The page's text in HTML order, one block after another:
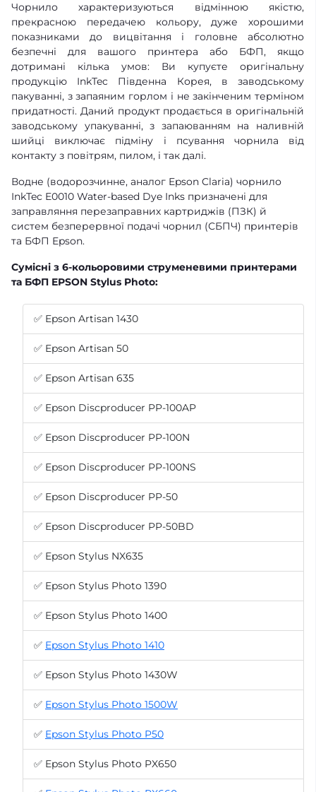
Чорнило характеризуються відмінною якістю,
прекрасною передачею кольору, дуже хорошими
показниками до вицвітання і головне абсолютно
безпечні для вашого принтера або БФП, якщо
дотримані кілька умов: Ви купуєте оригінальну
продукцію InkTec Південна Корея, в заводському
пакуванні, з запаяним горлом і не закінченим терміном
придатності. Даний продукт продається в оригінальній
заводському упакуванні, з запаюванням на наливній
шийці виключає підміну і псування чорнила від
контакту з повітрям, пилом, і так далі.
Водне (водорозчинне, аналог Epson Claria) чорнило
InkTec E0010 Water-based Dye Inks призначені для
заправляння перезаправних картриджів (ПЗК) й
систем безперервної подачі чорнил (СБПЧ) принтерів
та БФП Epson.
Сумісні з 6-кольоровими струменевими принтерами
та БФП EPSON Stylus Photo:
✅ Epson Artisan 1430
✅ Epson Artisan 50
✅ Epson Artisan 635
✅ Epson Discproducer PP-100AP
✅ Epson Discproducer PP-100N
✅ Epson Discproducer PP-100NS
✅ Epson Discproducer PP-50
✅ Epson Discproducer PP-50BD
✅ Epson Stylus NX635
✅ Epson Stylus Photo 1390
✅ Epson Stylus Photo 1400
✅ Epson Stylus Photo 1410
✅ Epson Stylus Photo 1430W
✅ Epson Stylus Photo 1500W
✅ Epson Stylus Photo P50
✅ Epson Stylus Photo PX650